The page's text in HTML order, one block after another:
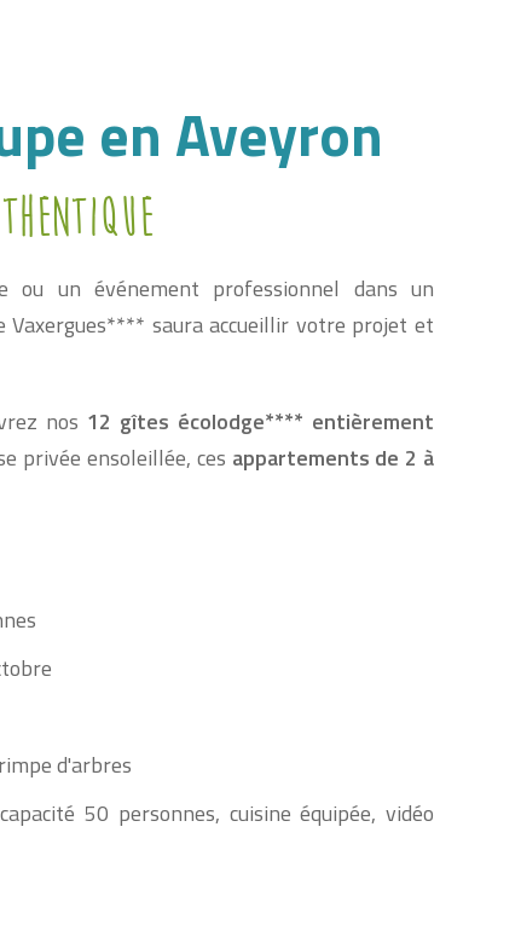
en Aveyron
ou un événement professionnel dans un
saura accueillir votre projet et
nos 12 gîtes écolodge**** entièrement
privée ensoleillée, ces appartements de 2 à
d'arbres
50 personnes, cuisine équipée, vidéo